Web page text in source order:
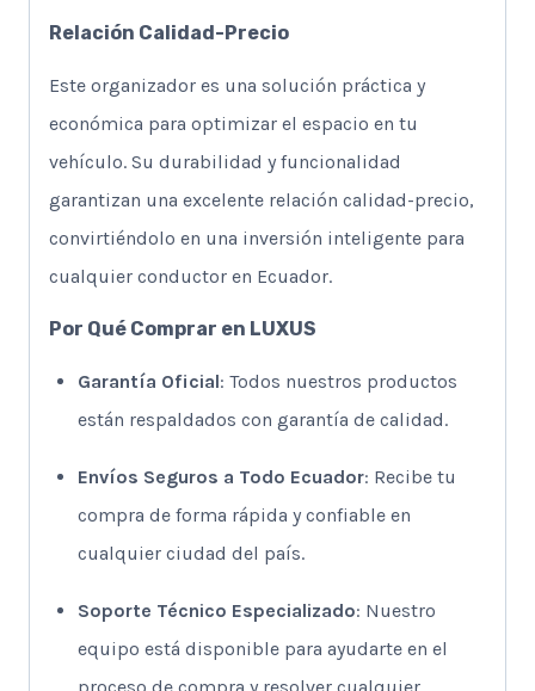
Relación Calidad-Precio
Este organizador es una solución práctica y
económica para optimizar el espacio en tu
vehículo. Su durabilidad y funcionalidad
garantizan una excelente relación calidad-precio,
convirtiéndolo en una inversión inteligente para
cualquier conductor en Ecuador.
Por Qué Comprar en LUXUS
Garantía Oficial: Todos nuestros productos
están respaldados con garantía de calidad.
Envíos Seguros a Todo Ecuador: Recibe tu
compra de forma rápida y confiable en
cualquier ciudad del país.
Soporte Técnico Especializado: Nuestro
equipo está disponible para ayudarte en el